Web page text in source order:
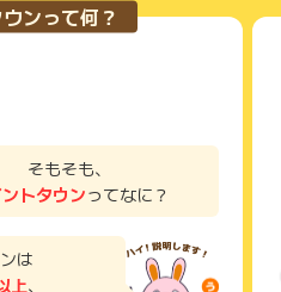
ンって何？
そもそも、
トタウンってなに？
は
上、